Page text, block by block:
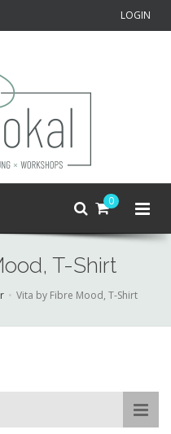
LOGIN
0
T-Shirt
Vita by Fibre Mood, T-Shirt